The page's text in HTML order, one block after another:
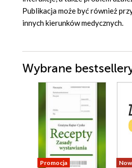
Publikacja może być również
innych kierunków medycznych.
Wybrane
Promocja